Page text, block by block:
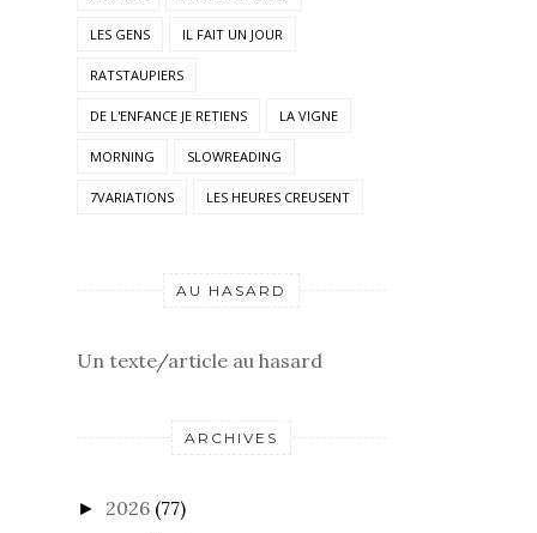
LES GENS IL FAIT UN JOUR
RATSTAUPIERS
DE L'ENFANCE JE RETIENS LA VIGNE
MORNING SLOWREADING
7VARIATIONS LES HEURES CREUSENT
AU HASARD
Un texte/article au hasard
ARCHIVES
► 2026 (77)